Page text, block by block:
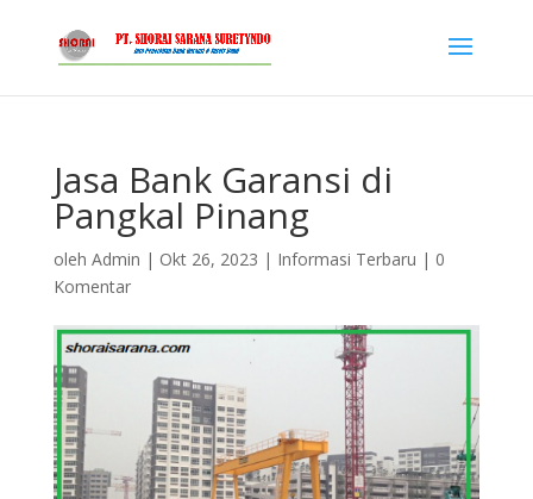
Jasa Bank Garansi di
Pangkal Pinang
oleh Admin | Okt 26, 2023 | Informasi Terbaru | 0
Komentar